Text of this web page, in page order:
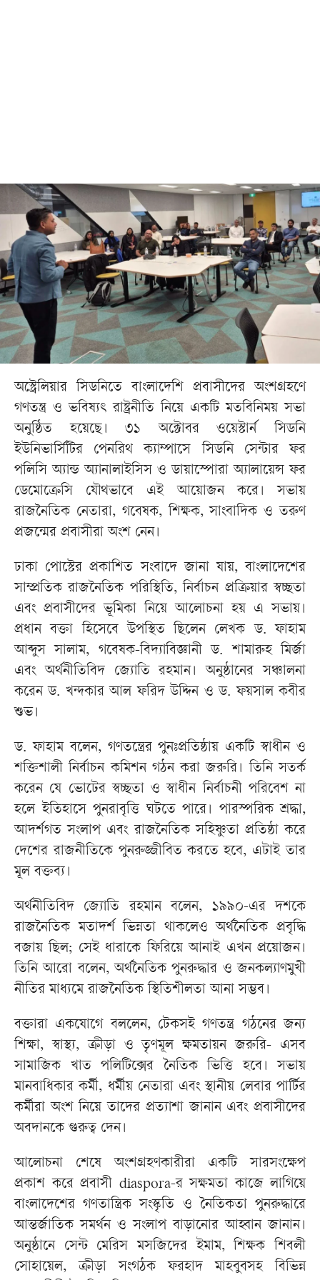
অস্ট্রেলিয়ার সিডনিতে বাংলাদেশি প্রবাসীদের অংশগ্রহণে
গণতন্ত্র ও ভবিষ্যৎ রাষ্ট্রনীতি নিয়ে একটি মতবিনিময় সভা
অনুষ্ঠিত হয়েছে। ৩১ অক্টোবর ওয়েস্টার্ন সিডনি
ইউনিভার্সিটির পেনরিথ ক্যাম্পাসে সিডনি সেন্টার ফর
পলিসি অ্যান্ড অ্যানালাইসিস ও ডায়াস্পোরা অ্যালায়েন্স ফর
ডেমোক্রেসি যৌথভাবে এই আয়োজন করে। সভায়
রাজনৈতিক নেতারা, গবেষক, শিক্ষক, সাংবাদিক ও তরুণ
প্রজন্মের প্রবাসীরা অংশ নেন।
ঢাকা পোস্টের প্রকাশিত সংবাদে জানা যায়, বাংলাদেশের
সাম্প্রতিক রাজনৈতিক পরিস্থিতি, নির্বাচন প্রক্রিয়ার স্বচ্ছতা
এবং প্রবাসীদের ভূমিকা নিয়ে আলোচনা হয় এ সভায়।
প্রধান বক্তা হিসেবে উপস্থিত ছিলেন লেখক ড. ফাহাম
আব্দুস সালাম, গবেষক-বিদ্যাবিজ্ঞানী ড. শামারুহ মির্জা
এবং অর্থনীতিবিদ জ্যোতি রহমান। অনুষ্ঠানের সঞ্চালনা
করেন ড. খন্দকার আল ফরিদ উদ্দিন ও ড. ফয়সাল কবীর
শুভ।
ড. ফাহাম বলেন, গণতন্ত্রের পুনঃপ্রতিষ্ঠায় একটি স্বাধীন ও
শক্তিশালী নির্বাচন কমিশন গঠন করা জরুরি। তিনি সতর্ক
করেন যে ভোটের স্বচ্ছতা ও স্বাধীন নির্বাচনী পরিবেশ না
হলে ইতিহাসে পুনরাবৃত্তি ঘটতে পারে। পারস্পরিক শ্রদ্ধা,
আদর্শগত সংলাপ এবং রাজনৈতিক সহিষ্ণুতা প্রতিষ্ঠা করে
দেশের রাজনীতিকে পুনরুজ্জীবিত করতে হবে, এটাই তার
মূল বক্তব্য।
অর্থনীতিবিদ জ্যোতি রহমান বলেন, ১৯৯০-এর দশকে
রাজনৈতিক মতাদর্শ ভিন্নতা থাকলেও অর্থনৈতিক প্রবৃদ্ধি
বজায় ছিল; সেই ধারাকে ফিরিয়ে আনাই এখন প্রয়োজন।
তিনি আরো বলেন, অর্থনৈতিক পুনরুদ্ধার ও জনকল্যাণমুখী
নীতির মাধ্যমে রাজনৈতিক স্থিতিশীলতা আনা সম্ভব।
বক্তারা একযোগে বললেন, টেকসই গণতন্ত্র গঠনের জন্য
শিক্ষা, স্বাস্থ্য, ক্রীড়া ও তৃণমূল ক্ষমতায়ন জরুরি- এসব
সামাজিক খাত পলিটিক্সের নৈতিক ভিত্তি হবে। সভায়
মানবাধিকার কর্মী, ধর্মীয় নেতারা এবং স্থানীয় লেবার পার্টির
কর্মীরা অংশ নিয়ে তাদের প্রত্যাশা জানান এবং প্রবাসীদের
অবদানকে গুরুত্ব দেন।
আলোচনা শেষে অংশগ্রহণকারীরা একটি সারসংক্ষেপ
প্রকাশ করে প্রবাসী diaspora-র সক্ষমতা কাজে লাগিয়ে
বাংলাদেশের গণতান্ত্রিক সংস্কৃতি ও নৈতিকতা পুনরুদ্ধারে
আন্তর্জাতিক সমর্থন ও সংলাপ বাড়ানোর আহ্বান জানান।
অনুষ্ঠানে সেন্ট মেরিস মসজিদের ইমাম, শিক্ষক শিবলী
সোহায়েল, ক্রীড়া সংগঠক ফরহাদ মাহবুবসহ বিভিন্ন